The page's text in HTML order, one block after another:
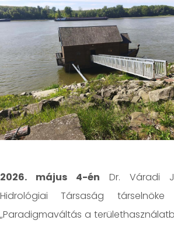
2026. május 4-én Dr. Váradi
Hidrológiai Társaság
„Paradigmaváltás a